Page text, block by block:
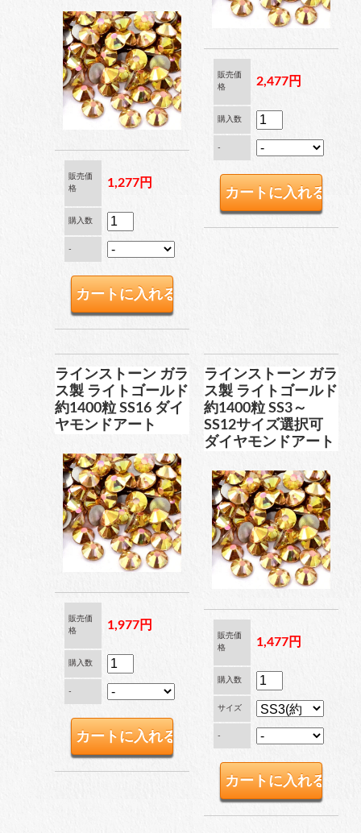
パールラインストーン
ブリオン
卸専用ラインストーン
納期4週間前後
pearl
両穴パール
片穴パール
穴なしパール
ル
fave オタ活・推し活
缶バッジカバー
ツール
販売価
格
1,277円
購入数
-
販売価
格
2,477円
購入数
-
ラインストーン ガラ
ス製 ライトゴールド
約1400粒 SS16 ダイ
ヤモンドアート
販売価
格
1,977円
購入数
-
ラインストーン ガラ
ス製 ライトゴールド
約1400粒 SS3～
SS12サイズ選択可
ダイヤモンドアート
販売価
格
1,477円
購入数
サイズ
-